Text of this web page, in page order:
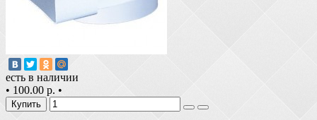
есть в наличии
• 100.00 р. •
Купить